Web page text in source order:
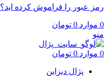
رمز عبور را فراموش کرده اید؟
0 موارد 0 تومان
منو
0 موارد 0 تومان
پژال دیزاین